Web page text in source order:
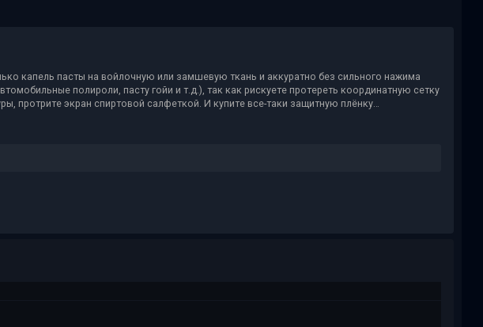
капель пасты на войлочную или замшевую ткань и аккуратно без сильного нажима
полироли, пасту гойи и т.д.), так как рискуете протереть координатную сетку
протрите экран спиртовой салфеткой. И купите все-таки защитную плёнку…